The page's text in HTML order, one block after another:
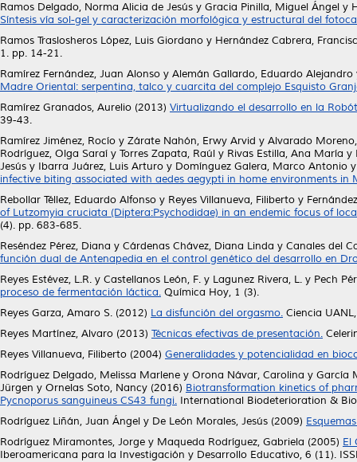
Ramos Delgado, Norma Alicia de Jesús y Gracia Pinilla, Miguel Ángel y
Síntesis vía sol-gel y caracterización morfológica y estructural del
Ramos Traslosheros López, Luis Giordano y Hernández Cabrera,
1. pp. 14-21.
Ramírez Fernández, Juan Alonso y Alemán Gallardo, Eduardo Alejandro
Madre Oriental: serpentina, talco y cuarcita del complejo Esquisto
Ramírez Granados, Aurelio (2013) Virtualizando el desarrollo en la
39-43.
Ramírez Jiménez, Rocío y Zárate Nahón, Erwy Arvid y Alvarado
Rodríguez, Olga Saraí y Torres Zapata, Raúl y Rivas Estilla, Ana María y
Jesús y Ibarra Juárez, Luis Arturo y Domínguez Galera, Marco Antonio
infective biting associated with aedes aegypti in home environments in
Rebollar Téllez, Eduardo Alfonso y Reyes Villanueva, Filiberto y
of Lutzomyia cruciata (Diptera:Psychodidae) in an endemic focus of
(4). pp. 683-685.
Reséndez Pérez, Diana y Cárdenas Chávez, Diana Linda y Canales del
función dual de Antenapedia en el control genético del desarrollo en
Reyes Estévez, L.R. y Castellanos León, F. y Lagunez Rivera, L. y Pech
proceso de fermentación láctica. Química Hoy, 1 (3).
Reyes Garza, Amaro S. (2012) La disfunción del orgasmo. Ciencia
Reyes Martínez, Alvaro (2013) Técnicas efectivas de presentación.
Reyes Villanueva, Filiberto (2004) Generalidades y potencialidad en
Rodríguez Delgado, Melissa Marlene y Orona Návar, Carolina y García
Jürgen y Ornelas Soto, Nancy (2016) Biotransformation kinetics of
Pycnoporus sanguineus CS43 fungi. International Biodeterioration &
Rodríguez Liñán, Juan Ángel y De León Morales, Jesús (2009)
Rodríguez Miramontes, Jorge y Maqueda Rodríguez, Gabriela (2005) El
Iberoamericana para la Investigación y Desarrollo Educativo, 6 (11).